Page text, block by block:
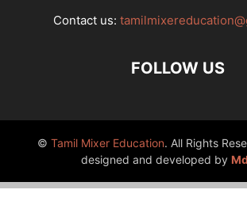
Contact us:
FOLLOW US
© Tamil Mixer Education. All Rights
designed and developed by